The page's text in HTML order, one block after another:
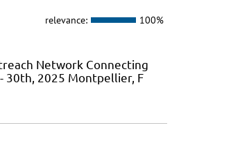
relevance: 100%
Network Connecting
30th, 2025 Montpellier, F